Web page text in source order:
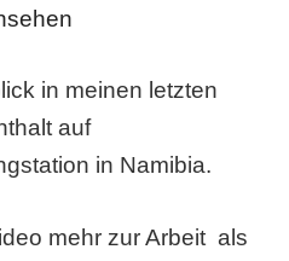
in meinen letzten
auf
in Namibia.
mehr zur Arbeit als